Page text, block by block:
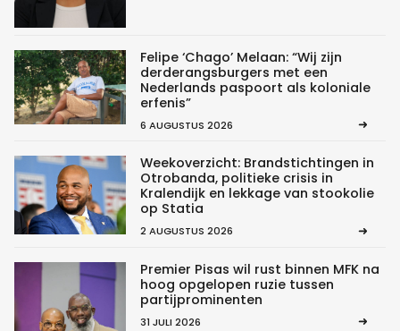
Felipe ‘Chago’ Melaan: “Wij zijn
derderangsburgers met een
Nederlands paspoort als koloniale
erfenis”
6 AUGUSTUS 2026
Weekoverzicht: Brandstichtingen in
Otrobanda, politieke crisis in
Kralendijk en lekkage van stookolie
op Statia
2 AUGUSTUS 2026
Premier Pisas wil rust binnen MFK na
hoog opgelopen ruzie tussen
partijprominenten
31 JULI 2026